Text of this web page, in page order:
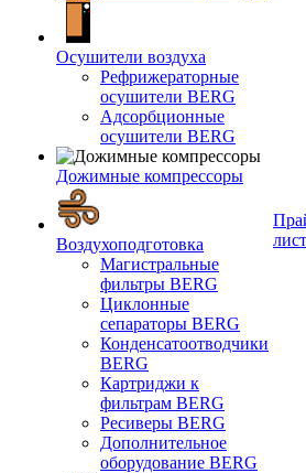
Осушители воздуха
Рефрижераторные
осушители BERG
Адсорбционные
осушители BERG
Дожимные компрессоры
Воздухоподготовка
Магистральные
фильтры BERG
Циклонные
сепараторы BERG
Конденсатоотводчики
BERG
Картриджи к
фильтрам BERG
Ресиверы BERG
Дополнительное
оборудование BERG
лист